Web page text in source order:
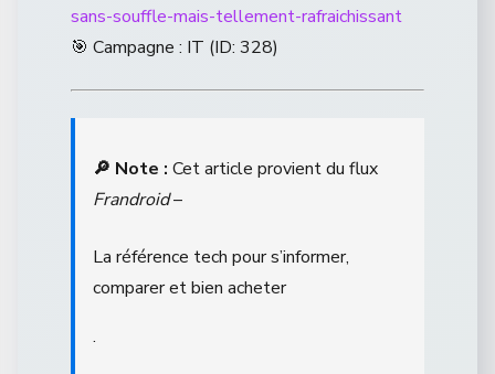
sans-souffle-mais-tellement-rafraichissant
🎯 Campagne : IT (ID: 328)
🔎 Note : Cet article provient du flux
Frandroid–
La référence tech pour s’informer,
comparer et bien acheter
.